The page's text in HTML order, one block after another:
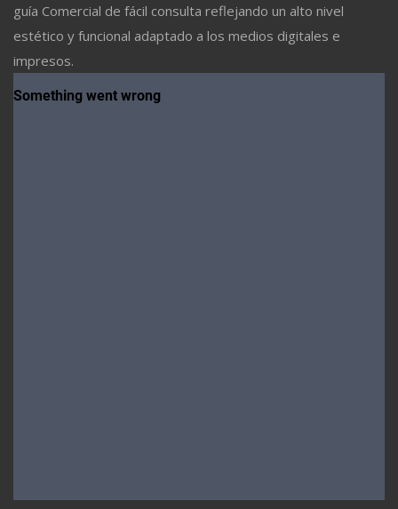
guía Comercial de fácil consulta reflejando un alto nivel
estético y funcional adaptado a los medios digitales e
impresos.